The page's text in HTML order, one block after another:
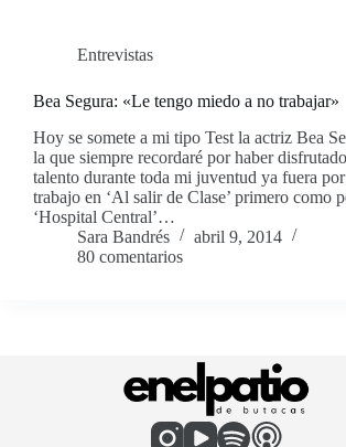
Entrevistas
Bea Segura: «Le tengo miedo a no trabajar»
Hoy se somete a mi tipo Test la actriz Bea
la que siempre recordaré por haber
talento durante toda mi juventud ya fuera
trabajo en ‘Al salir de Clase’ primero como
‘Hospital Central’…
Sara Bandrés
abril 9, 2014
80 comentarios